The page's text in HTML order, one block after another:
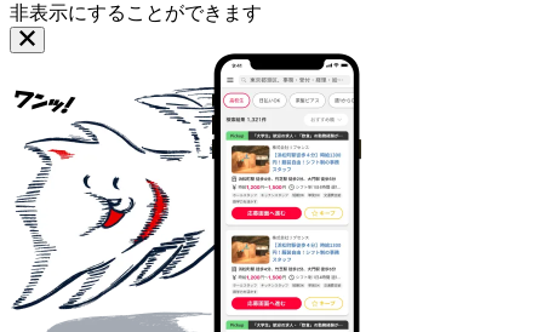
非表示にすることができます